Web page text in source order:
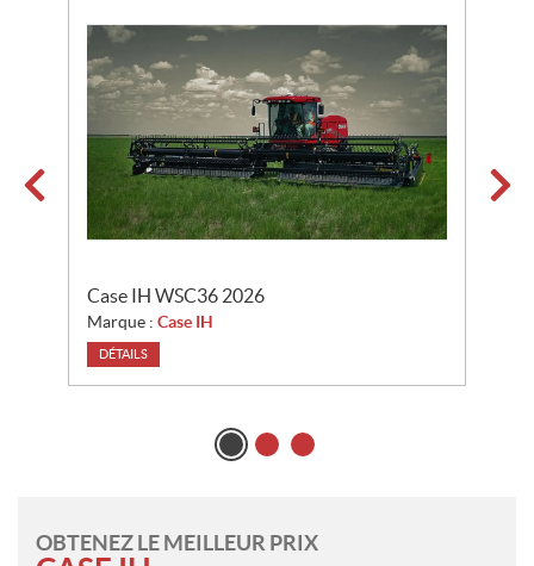
Case IH WSC36 2026
Marque : Case IH
DÉTAILS
OBTENEZ LE MEILLEUR PRIX